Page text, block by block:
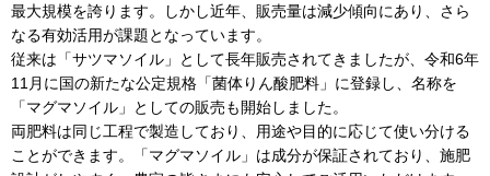
最大規模を誇ります。しかし近年、販売量は減少傾向にあり、さら
なる有効活用が課題となっています。
従来は「サツマソイル」として長年販売されてきましたが、令和6年
11月に国の新たな公定規格「菌体りん酸肥料」に登録し、名称を
「マグマソイル」としての販売も開始しました。
両肥料は同じ工程で製造しており、用途や目的に応じて使い分ける
ことができます。「マグマソイル」は成分が保証されており、施肥